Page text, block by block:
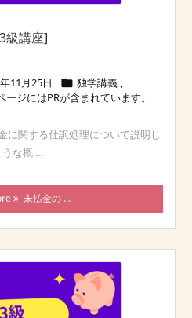
級講座]
11月25日  独学講義 ,
に関する仕訳処理について説明し
な概 ...
未払金の ...